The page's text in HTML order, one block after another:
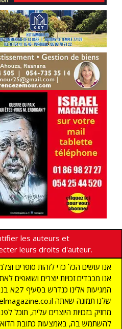
les auteurs et
leurs droits d'auteur.
אנו עושים הכל כדי לזהות סופרים
אנו מכבדים זכויות יוצרים ושואפים
המגיעות
מחזיק בזכויות היוצרים עליה, תוכל
להשתמש בה, באמצעות כתובת